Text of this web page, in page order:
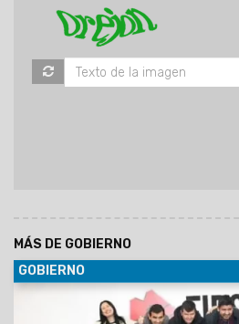
MÁS DE GOBIERNO
GOBIERNO
30/06/2029
Al participar de la
intendentes donde se ratificó la